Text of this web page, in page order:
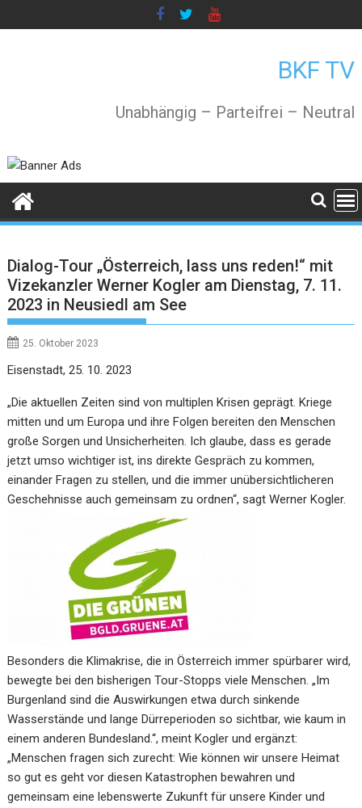
to
BKF TV
Unabhängig – Parteifrei – Neutral
Dialog-Tour „Österreich, lass uns reden!“ mit
Vizekanzler Werner Kogler am Dienstag, 7. 11.
2023 in Neusiedl am See
25. Oktober 2023
Eisenstadt, 25. 10. 2023
„Die aktuellen Zeiten sind von multiplen Krisen geprägt. Kriege
mitten und um Europa und ihre Folgen bereiten den Menschen
große Sorgen und Unsicherheiten. Ich glaube, dass es gerade
jetzt umso wichtiger ist, ins direkte Gespräch zu kommen,
einander Fragen zu stellen, und die immer unübersichtlicheren
Geschehnisse auch gemeinsam zu ordnen“, sagt Werner Kogler.
Besonders die Klimakrise, die in Österreich immer spürbarer wird,
bewegte bei den bisherigen Tour-Stopps viele Menschen. „Im
Burgenland sind die Auswirkungen etwa durch sinkende
Wasserstände und lange Dürreperioden so sichtbar, wie kaum in
einem anderen Bundesland.“, meint Kogler und ergänzt:
„Menschen fragen sich zurecht: Wie können wir unsere Heimat
so gut es geht vor diesen Katastrophen bewahren und
gemeinsam eine lebenswerte Zukunft für unsere Kinder und